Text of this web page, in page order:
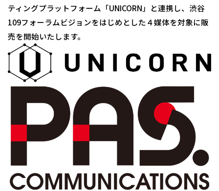
ティングプラットフォーム「UNICORN」と連携し、渋谷
109フォーラムビジョンをはじめとした４媒体を対象に販
売を開始いたします。